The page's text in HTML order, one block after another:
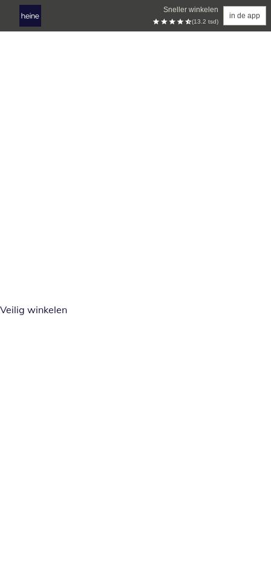
Sneller winkelen
(13.2 tsd)
in de app
Veilig winkelen